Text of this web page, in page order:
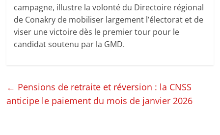
campagne, illustre la volonté du Directoire régional
de Conakry de mobiliser largement l’électorat et de
viser une victoire dès le premier tour pour le
candidat soutenu par la GMD.
← Pensions de retraite et réversion : la CNSS
anticipe le paiement du mois de janvier 2026